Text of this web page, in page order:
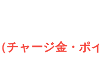
チャージ金・